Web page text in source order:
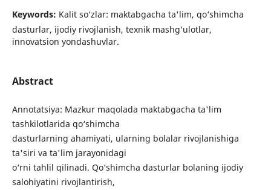
Keywords: Kalit so‘zlar: maktabgacha ta'lim, qo‘shimcha
dasturlar, ijodiy rivojlanish, texnik mashg‘ulotlar,
innovatsion yondashuvlar.
Abstract
Annotatsiya: Mazkur maqolada maktabgacha ta'lim
tashkilotlarida qo‘shimcha
dasturlarning ahamiyati, ularning bolalar rivojlanishiga
ta'siri va ta'lim jarayonidagi
o‘rni tahlil qilinadi. Qo‘shimcha dasturlar bolaning ijodiy
salohiyatini rivojlantirish,